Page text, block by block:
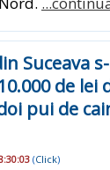
Suceava
de lei
pui de
(Click)